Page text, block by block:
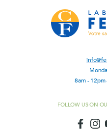
8am -
FOLLOW US ON